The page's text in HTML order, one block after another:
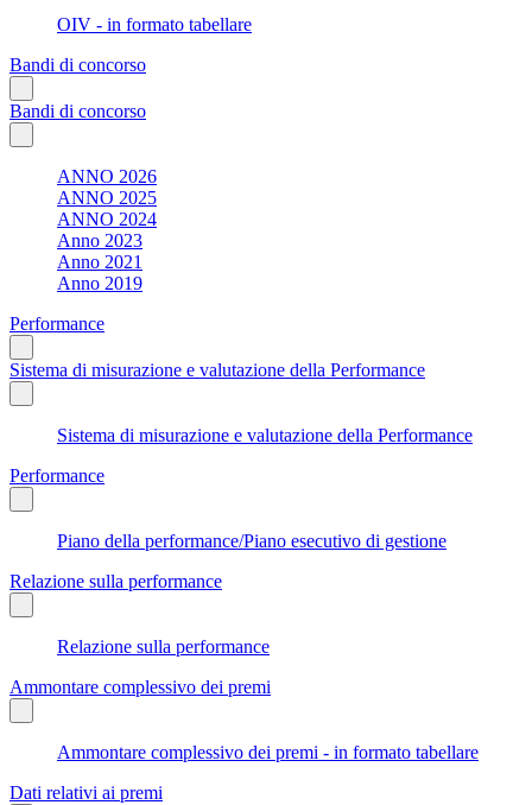
OIV - in formato tabellare
Bandi di concorso
Bandi di concorso
ANNO 2026
ANNO 2025
ANNO 2024
Anno 2023
Anno 2021
Anno 2019
Performance
Sistema di misurazione e valutazione della Performance
Sistema di misurazione e valutazione della Performance
Performance
Piano della performance/Piano esecutivo di gestione
Relazione sulla performance
Relazione sulla performance
Ammontare complessivo dei premi
Ammontare complessivo dei premi - in formato tabellare
Dati relativi ai premi